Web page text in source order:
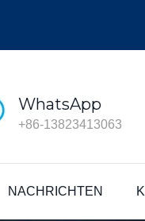
WhatsApp
+86-13823413063
NACHRICHTEN